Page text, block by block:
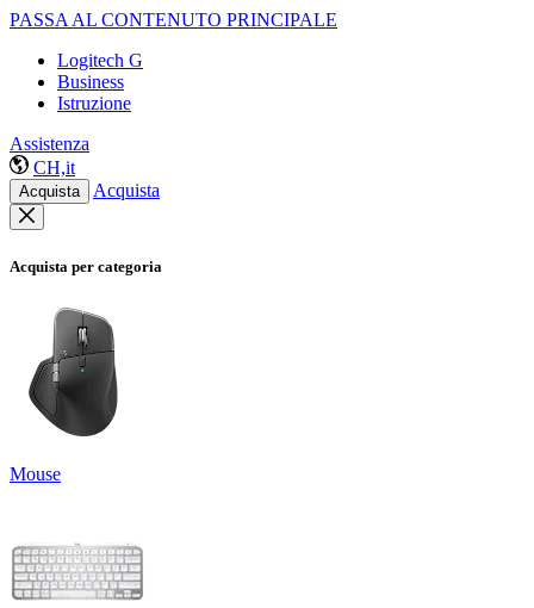
PASSA AL CONTENUTO PRINCIPALE
Logitech G
Business
Istruzione
Assistenza
CH,it
Acquista Acquista
Acquista per categoria
Mouse